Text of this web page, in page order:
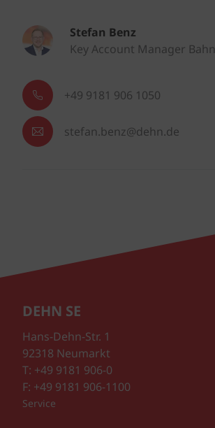
Stefan Benz
Key Account Manager Bahn
+49 9181 906 1050
stefan.benz@dehn.de
DEHN SE
Hans-Dehn-Str. 1
92318 Neumarkt
T: +49 9181 906-0
F: +49 9181 906-1100
Service